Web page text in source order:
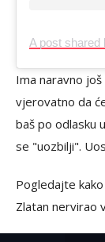
Ima naravno
vjerovatno da
baš po odlasku
se "uozbilji".
Pogledajte
Zlatan nervirao